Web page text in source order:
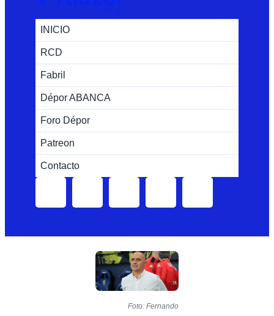
INICIO
RCD
Fabril
Dépor ABANCA
Foro Dépor
Patreon
Contacto
Foto: Fernando